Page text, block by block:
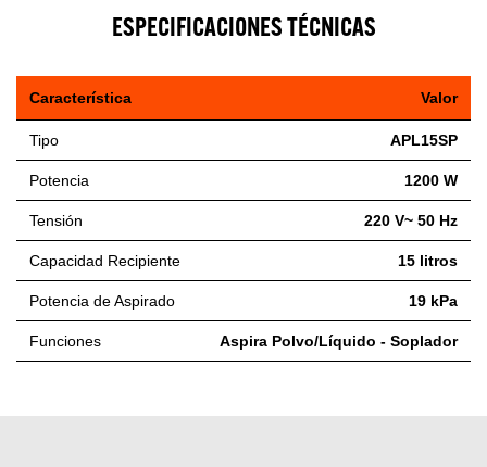
ESPECIFICACIONES TÉCNICAS
Característica Valor
Tipo APL15SP
Potencia 1200 W
Tensión 220 V~ 50 Hz
Capacidad Recipiente 15 litros
Potencia de Aspirado 19 kPa
Funciones Aspira Polvo/Líquido - Soplador